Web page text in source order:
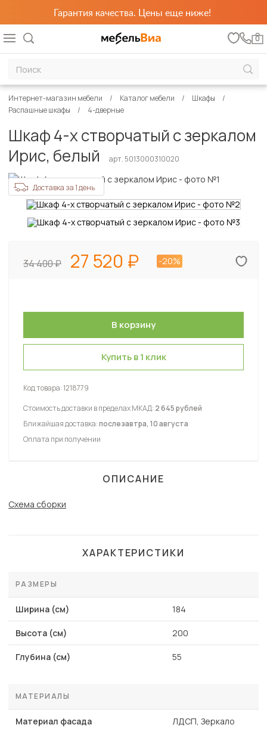
Гарантия качества. Цены еще ниже!
0
Интернет-магазин мебели Каталог мебели
Шкафы
Распашные шкафы
4-дверные
Шкаф 4-х створчатый с зеркалом
Ирис, белый
арт. 5013000310020
Доставка за 1 день
34 400 27 520 -20%
Купить в 1 клик
Код товара:1218779
Стоимость доставки в пределах МКАД: 2 645 рублей
Ближайшая доставка:послезавтра, 10 августа
Оплата при получении
ОПИСАНИЕ
Схема сборки
ХАРАКТЕРИСТИКИ
РАЗМЕРЫ
Ширина (см) 184
Высота (см) 200
Глубина (см) 55
МАТЕРИАЛЫ
Материал фасада ЛДСП, Зеркало